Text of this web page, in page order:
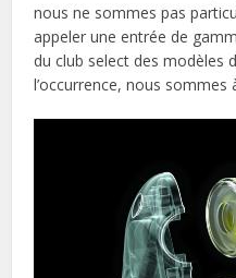
nous ne sommes pas
appeler une entrée de
du club select des modèles
l’occurrence, nous sommes